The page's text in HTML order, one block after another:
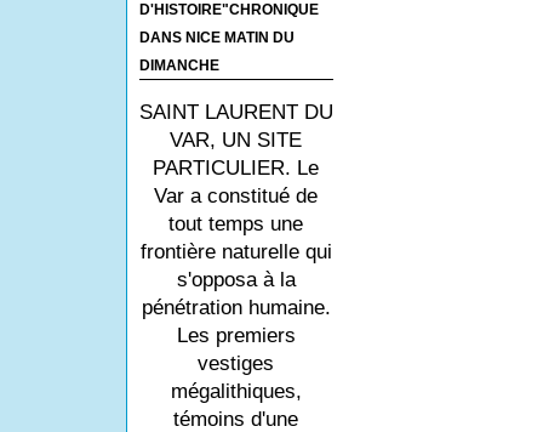
D'HISTOIRE"CHRONIQUE
DANS NICE MATIN DU
DIMANCHE
SAINT LAURENT DU
VAR, UN SITE
PARTICULIER. Le
Var a constitué de
tout temps une
frontière naturelle qui
s'opposa à la
pénétration humaine.
Les premiers
vestiges
mégalithiques,
témoins d'une